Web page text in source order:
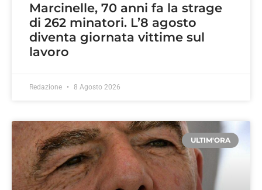
Marcinelle, 70 anni fa la strage
di 262 minatori. L’8 agosto
diventa giornata vittime sul
lavoro
Redazione 8 Agosto 2026
ULTIM'ORA